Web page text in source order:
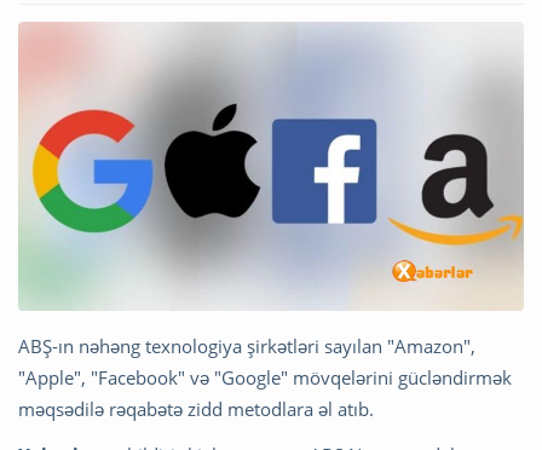
ABŞ-ın nəhəng texnologiya şirkətləri sayılan "Amazon",
"Apple", "Facebook" və "Google" mövqelərini gücləndirmək
məqsədilə rəqabətə zidd metodlara əl atıb.